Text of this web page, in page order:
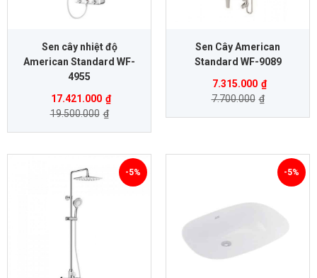
Sen cây nhiệt độ
American Standard WF-
4955
17.421.000 ₫
19.500.000 ₫
Sen Cây American
Standard WF-9089
7.315.000 ₫
7.700.000 ₫
-5% -5%